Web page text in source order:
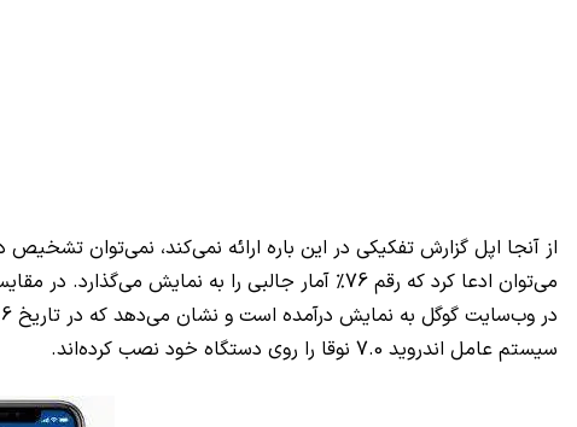
از آنجا اپل گزارش تفکیکی در این باره ارائه نمی‌کند، نمی‌توان
می‌توان ادعا کرد که رقم 76% آمار جالبی را به نمایش می‌گذارد. در مقایسه با
سیستم عامل اندروید 7.0 نوقا را روی دستگاه خود نصب کرده‌اند.